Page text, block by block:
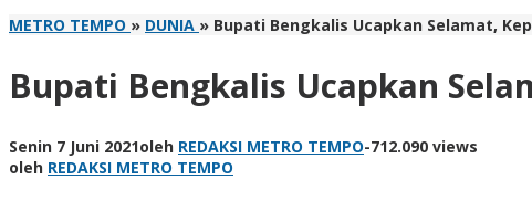
METRO TEMPO » DUNIA » Bupati Bengkalis Ucapkan Selamat,
Bupati Bengkalis Ucapkan
Senin 7 Juni 2021oleh REDAKSI METRO TEMPO-712.090 views
oleh REDAKSI METRO TEMPO